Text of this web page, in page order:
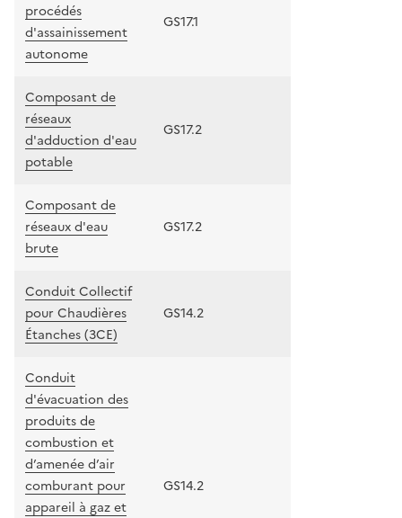
procédés
d'assainissement
autonome
GS17.1
Composant de
réseaux
d'adduction d'eau
potable
GS17.2
Composant de
réseaux d'eau
brute
GS17.2
Conduit Collectif
pour Chaudières
Étanches (3CE)
GS14.2
Conduit
d'évacuation des
produits de
combustion et
d’amenée d’air
comburant pour
appareil à gaz et
GS14.2